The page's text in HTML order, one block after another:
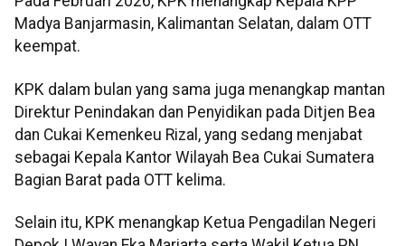
Madya Banjarmasin, Kalimantan Selatan, dalam OTT
keempat.
KPK dalam bulan yang sama juga menangkap mantan
Direktur Penindakan dan Penyidikan pada Ditjen Bea
dan Cukai Kemenkeu Rizal, yang sedang menjabat
sebagai Kepala Kantor Wilayah Bea Cukai Sumatera
Bagian Barat pada OTT kelima.
Selain itu, KPK menangkap Ketua Pengadilan Negeri